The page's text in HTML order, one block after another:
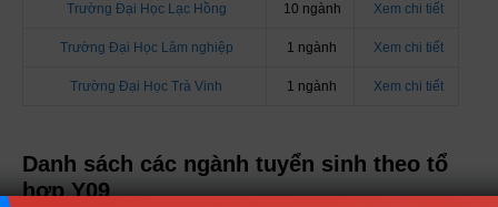
Trường Đại Học Lạc Hồng 10 ngành Xem chi tiết
Trường Đại Học Lâm nghiệp 1 ngành Xem chi tiết
Trường Đại Học Trà Vinh 1 ngành Xem chi tiết
Danh sách các ngành tuyển sinh theo tổ
hợp Y09